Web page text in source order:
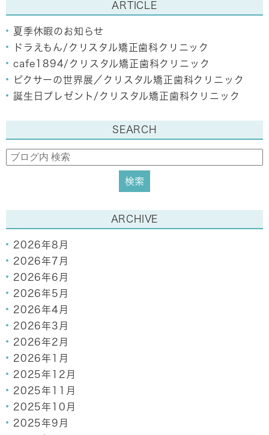
ARTICLE
夏季休暇のお知らせ
ドラえもん/クリスタル矯正歯科クリニック
cafe1894/クリスタル矯正歯科クリニック
ピクサーの世界展／クリスタル矯正歯科クリニック
誕生日プレゼント/クリスタル矯正歯科クリニック
SEARCH
ARCHIVE
2026年8月
2026年7月
2026年6月
2026年5月
2026年4月
2026年3月
2026年2月
2026年1月
2025年12月
2025年11月
2025年10月
2025年9月